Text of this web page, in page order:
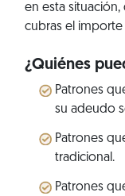
en esta
cubras el importe
¿Quiénes
Patrones
su adeudo
Patrones
tradicional.
Patrones